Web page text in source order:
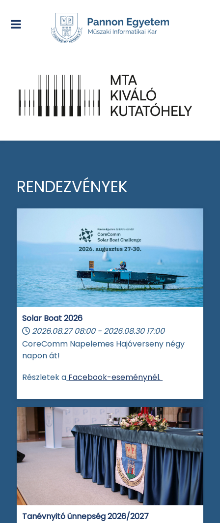
RENDEZVÉNYEK
Solar Boat 2026
2026.08.27 08:00 - 2026.08.30 17:00
CoreComm Napelemes Hajóverseny négy
napon át!
Részletek a Facebook-eseménynél.
Tanévnyitó ünnepség 2026/2027